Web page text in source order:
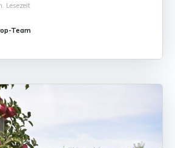
Nachbarort, nur zehn Kilometer
kann doppelt so viel Regen wie
Wetterprognosen helfen
Lesezeit
Team